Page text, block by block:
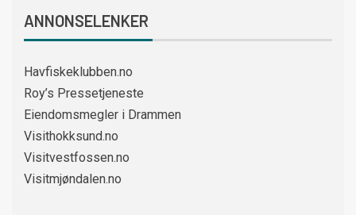
ANNONSELENKER
Havfiskeklubben.no
Roy’s Pressetjeneste
Eiendomsmegler i Drammen
Visithokksund.no
Visitvestfossen.no
Visitmjøndalen.no